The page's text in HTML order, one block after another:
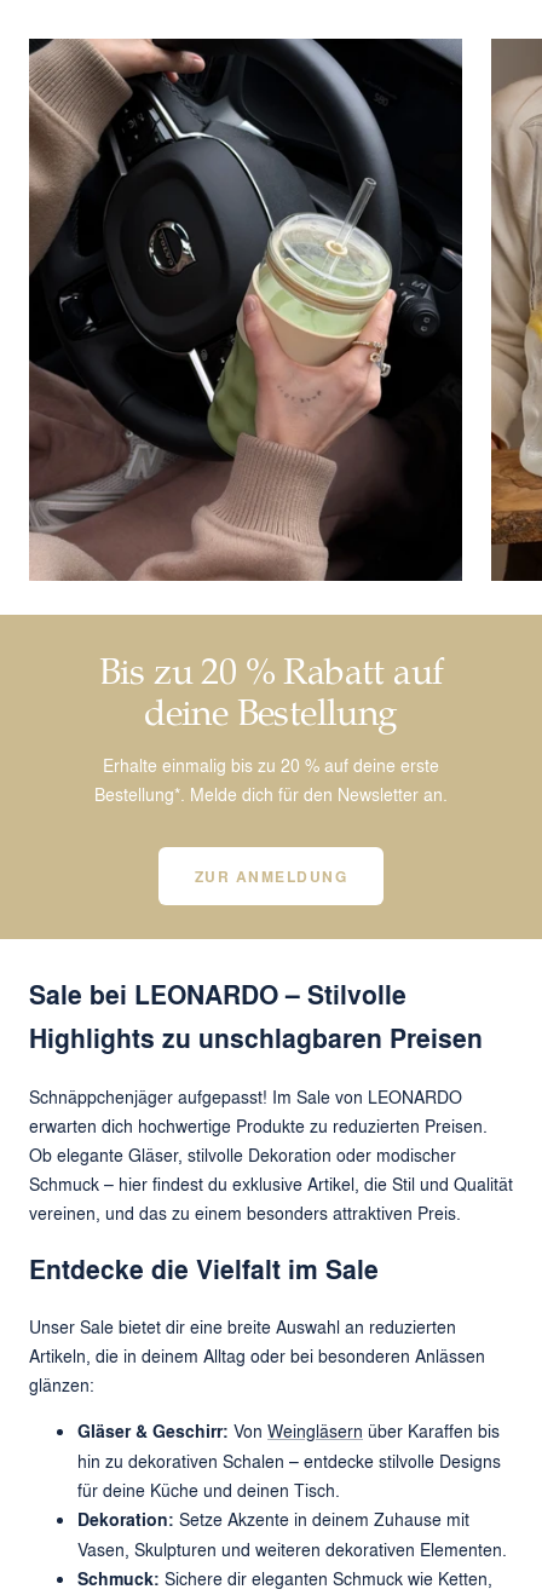
Bis zu 20 % Rabatt auf
deine Bestellung
Erhalte einmalig bis zu 20 % auf deine erste
Bestellung*. Melde dich für den Newsletter an.
ZUR ANMELDUNG
Sale bei LEONARDO – Stilvolle
Highlights zu unschlagbaren Preisen
Schnäppchenjäger aufgepasst! Im Sale von LEONARDO
erwarten dich hochwertige Produkte zu reduzierten Preisen.
Ob elegante Gläser, stilvolle Dekoration oder modischer
Schmuck – hier findest du exklusive Artikel, die Stil und Qualität
vereinen, und das zu einem besonders attraktiven Preis.
Entdecke die Vielfalt im Sale
Unser Sale bietet dir eine breite Auswahl an reduzierten
Artikeln, die in deinem Alltag oder bei besonderen Anlässen
glänzen:
Gläser & Geschirr: Von Weingläsern über Karaffen bis
hin zu dekorativen Schalen – entdecke stilvolle Designs
für deine Küche und deinen Tisch.
Dekoration: Setze Akzente in deinem Zuhause mit
Vasen, Skulpturen und weiteren dekorativen Elementen.
Schmuck: Sichere dir eleganten Schmuck wie Ketten,